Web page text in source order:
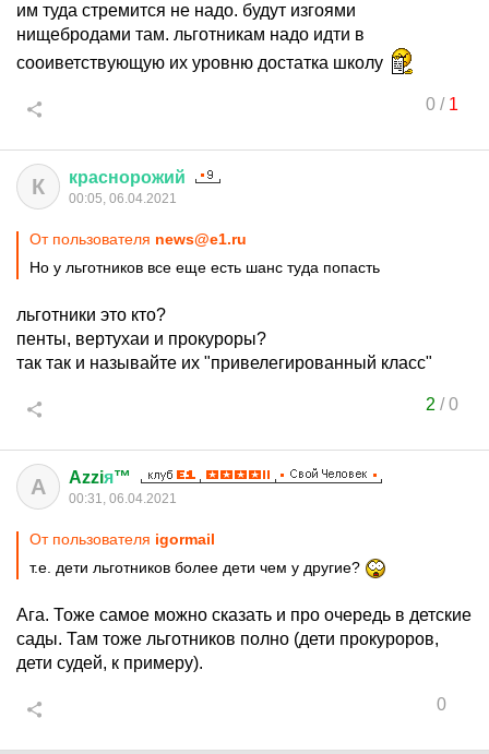
им туда стремится не надо. будут изгоями
нищебродами там. льготникам надо идти в
сооиветствующую их уровню достатка школу
0/ 1
К краснорожий
00:05, 06.04.2021
От пользователя news@e1.ru
Но у льготников все еще есть шанс туда попасть
льготники это кто?
пенты, вертухаи и прокуроры?
так так и называйте их "привелегированный класс"
2 /0
A Azziя™
00:31, 06.04.2021
От пользователя igormail
т.е. дети льготников более дети чем у другие?
Ага. Тоже самое можно сказать и про очередь в детские
сады. Там тоже льготников полно (дети прокуроров,
дети судей, к примеру).
0